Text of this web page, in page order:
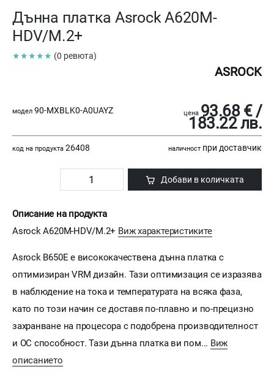
Дънна платка Asrock A620M-
HDV/M.2+
★★★★★ (0 ревюта)
ASROCK
модел 90-MXBLK0-A0UAYZ цена 93.68 € /
183.22 лв.
код на продукта 26408 наличност при доставчик
Добави в количката
Описание на продукта
Asrock A620M-HDV/M.2+ Виж характеристиките
Asrock B650Е е висококачествена дънна платка с
оптимизиран VRM дизайн. Тази оптимизация се изразява
в наблюдение на тока и температурата на всяка фаза,
като по този начин се доставя по-плавно и по-прецизно
захранване на процесора с подобрена производителност
и OC способност. Тази дънна платка ви пом... Виж
описанието